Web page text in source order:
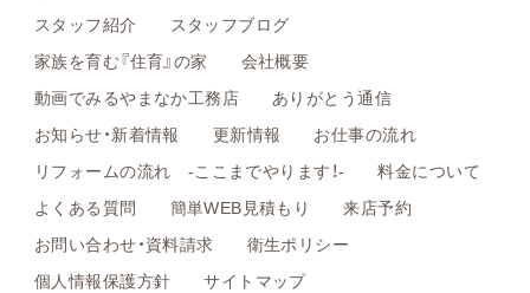
スタッフ紹介
スタッフブログ
家族を育む『住育』の家
会社概要
動画でみるやまなか工務店
ありがとう通信
お知らせ・新着情報
更新情報
お仕事の流れ
リフォームの流れ -ここまでやります！-
料金について
よくある質問
簡単WEB見積もり
来店予約
お問い合わせ・資料請求
衛生ポリシー
個人情報保護方針
サイトマップ